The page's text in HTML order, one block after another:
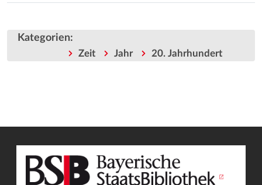
Kategorien:
Zeit Jahr 20. Jahrhundert